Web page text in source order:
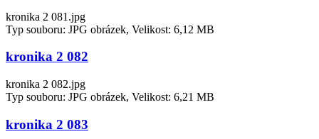
kronika 2 081.jpg
Typ souboru: JPG obrázek, Velikost: 6,12 MB
kronika 2 082
kronika 2 082.jpg
Typ souboru: JPG obrázek, Velikost: 6,21 MB
kronika 2 083